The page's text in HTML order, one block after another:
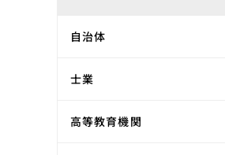
自治体
士業
高等教育機関